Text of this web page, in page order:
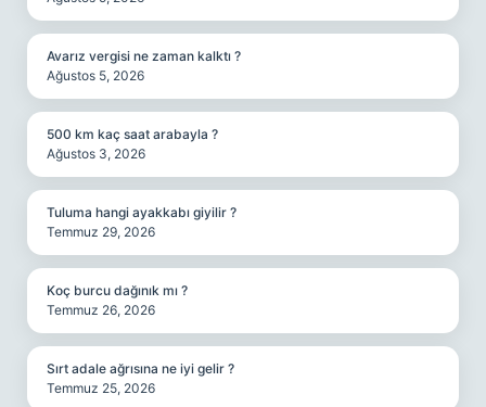
Avarız vergisi ne zaman kalktı ?
Ağustos 5, 2026
500 km kaç saat arabayla ?
Ağustos 3, 2026
Tuluma hangi ayakkabı giyilir ?
Temmuz 29, 2026
Koç burcu dağınık mı ?
Temmuz 26, 2026
Sırt adale ağrısına ne iyi gelir ?
Temmuz 25, 2026